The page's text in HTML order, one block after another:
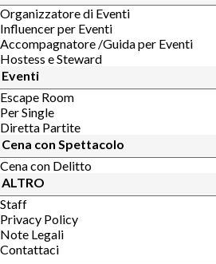
Organizzatore di Eventi
Influencer per Eventi
Accompagnatore /Guida per Eventi
Hostess e Steward
Eventi
Escape Room
Per Single
Diretta Partite
Cena con Spettacolo
Cena con Delitto
ALTRO
Staff
Privacy Policy
Note Legali
Contattaci